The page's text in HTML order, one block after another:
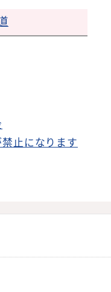
止になります